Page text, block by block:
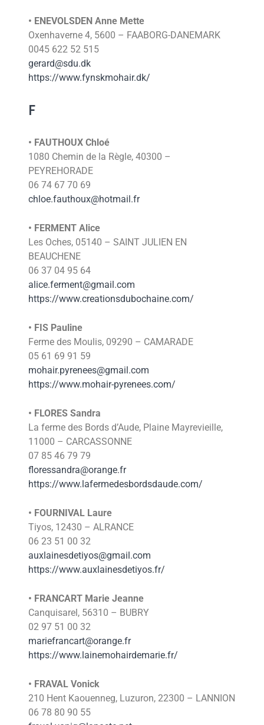
• ENEVOLSDEN Anne Mette
Oxenhaverne 4, 5600 – FAABORG-DANEMARK
0045 622 52 515
gerard@sdu.dk
https://www.fynskmohair.dk/
F
• FAUTHOUX Chloé
1080 Chemin de la Règle, 40300 –
PEYREHORADE
06 74 67 70 69
chloe.fauthoux@hotmail.fr
• FERMENT Alice
Les Oches, 05140 – SAINT JULIEN EN
BEAUCHENE
06 37 04 95 64
alice.ferment@gmail.com
https://www.creationsdubochaine.com/
• FIS Pauline
Ferme des Moulis, 09290 – CAMARADE
05 61 69 91 59
mohair.pyrenees@gmail.com
https://www.mohair-pyrenees.com/
• FLORES Sandra
La ferme des Bords d’Aude, Plaine Mayrevieille,
11000 – CARCASSONNE
07 85 46 79 79
floressandra@orange.fr
https://www.lafermedesbordsdaude.com/
• FOURNIVAL Laure
Tiyos, 12430 – ALRANCE
06 23 51 00 32
auxlainesdetiyos@gmail.com
https://www.auxlainesdetiyos.fr/
• FRANCART Marie Jeanne
Canquisarel, 56310 – BUBRY
02 97 51 00 32
mariefrancart@orange.fr
https://www.lainemohairdemarie.fr/
• FRAVAL Vonick
210 Hent Kaouenneg, Luzuron, 22300 – LANNION
06 78 80 90 55